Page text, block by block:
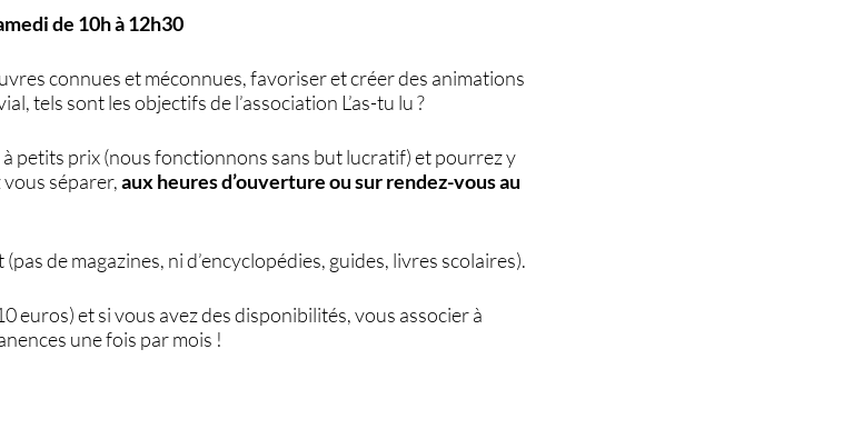
de 10h à 12h30
connues et méconnues, favoriser et créer des animations
tels sont les objectifs de l’association L’as-tu lu ?
petits prix (nous fonctionnons sans but lucratif) et pourrez y
vous séparer,aux heures d’ouverture ou sur rendez-vous au
de magazines, ni d’encyclopédies, guides, livres scolaires).
euros) et si vous avez des disponibilités, vous associer à
une fois par mois !